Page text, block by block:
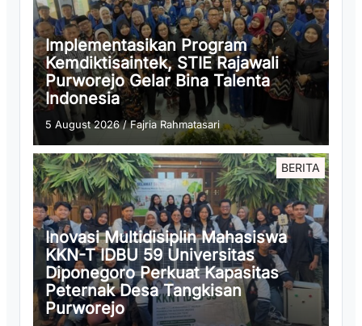
Implementasikan Program
Kemdiktisaintek, STIE Rajawali
Purworejo Gelar Bina Talenta
Indonesia
5 August 2026/Fajria Rahmatasari
BERITA
Inovasi Multidisiplin Mahasiswa
KKN-T IDBU 59 Universitas
Diponegoro Perkuat Kapasitas
Peternak Desa Tangkisan
Purworejo